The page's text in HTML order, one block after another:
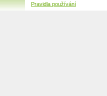
Pravidla používání